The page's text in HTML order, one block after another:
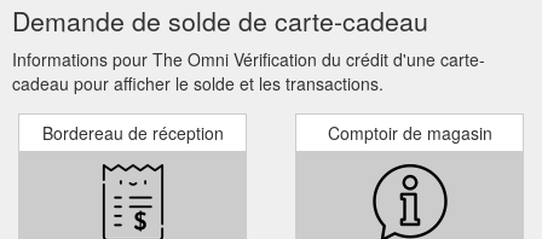
Demande de solde de carte-cadeau
Informations pour The Omni Vérification du crédit d'une carte-
cadeau pour afficher le solde et les transactions.
Bordereau de réception Comptoir de magasin